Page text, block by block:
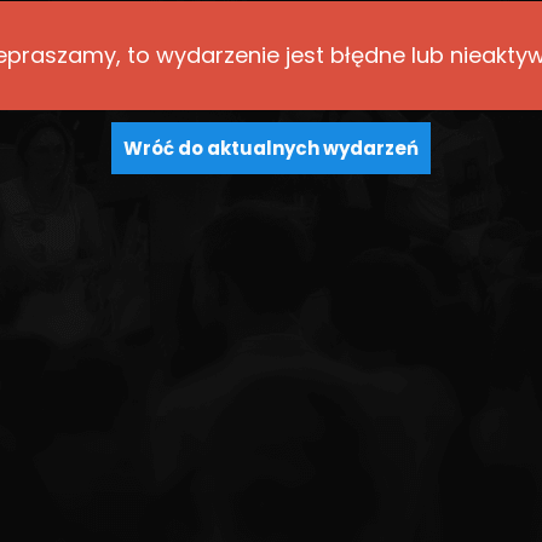
to wydarzenie jest błędne lub
Wróć do aktualnych wydarzeń